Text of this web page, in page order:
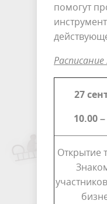
помогут
27
10.00
Открытие